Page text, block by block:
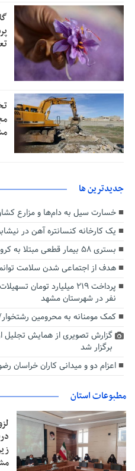
جديدترين ها
خسارت سیل به دام‌ها و مزارع
یک کارخانه کنسانتره آهن در
بستری ۵۸ بیمار قطعی مبتلا به کرونا در تربت حیدریه
هدف از اجتماعی شدن سلامت
نفر در شهرستان مشهد
کمک مومنانه به محرومین رشتخوار/ توزیع ۲۰۰۰
گزارش تصویری از همایش تجلیل
برگزار شد
اعزام دو و میدانی کاران خراسان
مطبوعات استان